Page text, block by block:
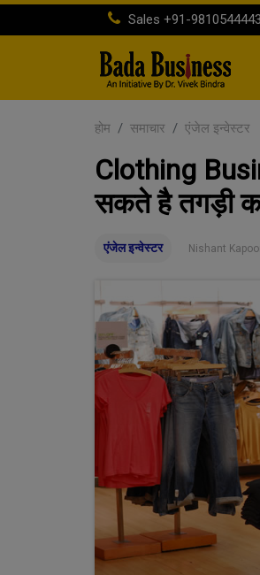
Sales +91-9810544443
होम समाचार एंजेल इन्वेस्टर
Clothing
सकते है तगड़ी
एंजेल इन्वेस्टर Nishant